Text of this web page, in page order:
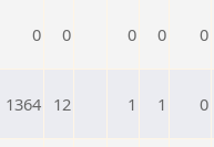
0 0 0 0 0
1364 12 1 1 0